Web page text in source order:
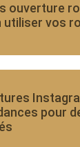
ouverture
utiliser vos
pour